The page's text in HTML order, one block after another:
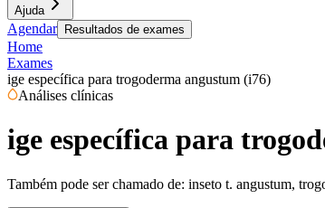
Ajuda
Agendar Resultados de exames
Home
Exames
ige específica para trogoderma angustum (i76)
Análises clínicas
ige específica para
Também pode ser chamado de: inseto t. angustum,